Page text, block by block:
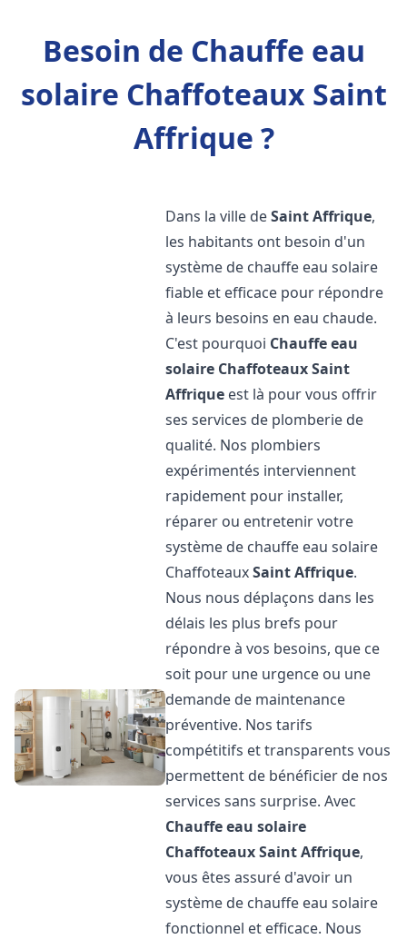
Besoin de Chauffe eau
solaire Chaffoteaux Saint
Affrique ?
Dans la ville deSaint Affrique,
les habitants ont besoin d'un
système de chauffe eau solaire
fiable et efficace pour répondre
à leurs besoins en eau chaude.
C'est pourquoi Chauffe eau
solaire ChaffoteauxSaint
Affrique est là pour vous offrir
ses services de plomberie de
qualité. Nos plombiers
expérimentés interviennent
rapidement pour installer,
réparer ou entretenir votre
système de chauffe eau solaire
ChaffoteauxSaint Affrique.
Nous nous déplaçons dans les
délais les plus brefs pour
répondre à vos besoins, que ce
soit pour une urgence ou une
demande de maintenance
préventive. Nos tarifs
compétitifs et transparents vous
permettent de bénéficier de nos
services sans surprise. Avec
Chauffe eau solaire
ChaffoteauxSaint Affrique,
vous êtes assuré d'avoir un
système de chauffe eau solaire
fonctionnel et efficace. Nous